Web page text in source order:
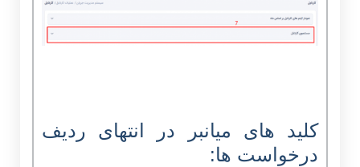
کلید های میانبر در انتهای ردیف
درخواست ها: